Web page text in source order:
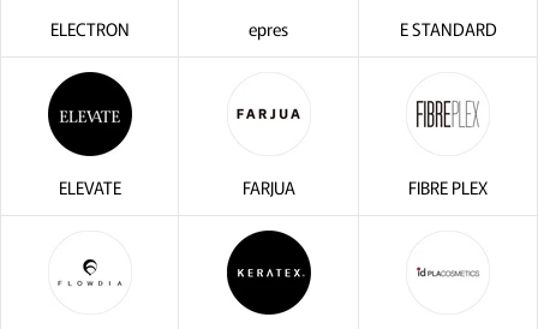
閉じる
ELECTRON epres E STANDARD
ELEVATE FARJUA FIBRE PLEX